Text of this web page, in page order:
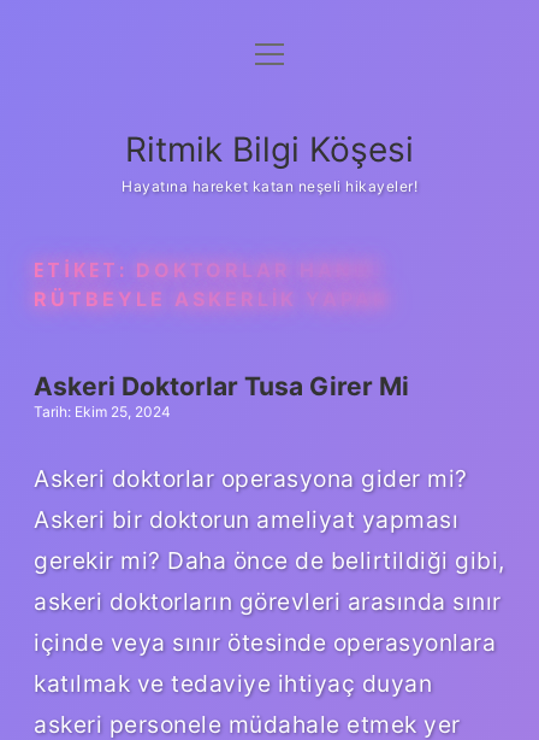
Anasayfa
Yasal Uyarı
menüyü
Ritmik Bilgi Köşesi
Hayatına hareket katan neşeli hikayeler!
ETIKET: DOKTORLAR HANGI
RÜTBEYLE ASKERLIK YAPAR
Askeri Doktorlar Tusa Girer Mi
Tarih: Ekim 25, 2024
Askeri doktorlar operasyona gider mi?
Askeri bir doktorun ameliyat yapması
gerekir mi? Daha önce de belirtildiği gibi,
askeri doktorların görevleri arasında sınır
içinde veya sınır ötesinde operasyonlara
katılmak ve tedaviye ihtiyaç duyan
askeri personele müdahale etmek yer